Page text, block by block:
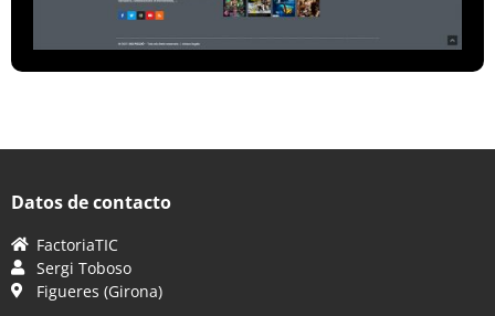
Datos de contacto
FactoriaTIC
Sergi Toboso
Figueres (Girona)